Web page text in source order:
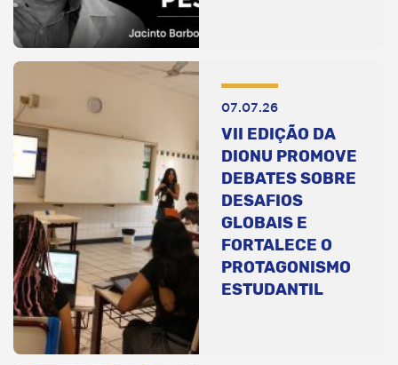
07.07.26
VII EDIÇÃO DA
DIONU PROMOVE
DEBATES SOBRE
DESAFIOS
GLOBAIS E
FORTALECE O
PROTAGONISMO
ESTUDANTIL